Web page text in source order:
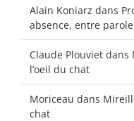
Alain Koniarz dans
absence, entre
Claude Plouviet dans
l’oeil du chat
Moriceau dans
chat